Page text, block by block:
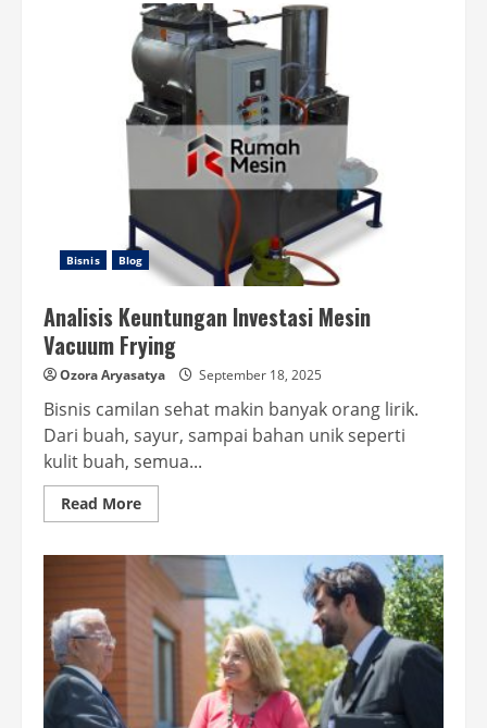
Semangka
untuk
Hidrasi
Tubuh
Bisnis Blog
Analisis Keuntungan Investasi Mesin
Vacuum Frying
Ozora Aryasatya September 18, 2025
Bisnis camilan sehat makin banyak orang lirik.
Dari buah, sayur, sampai bahan unik seperti
kulit buah, semua...
Read MoreRead
more
Keuntungan
Investasi
Mesin
Vacuum
Frying